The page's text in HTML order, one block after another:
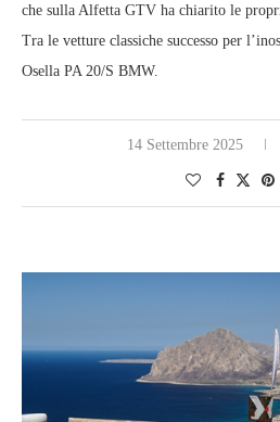
che sulla Alfetta GTV ha chiarito le
Tra le vetture classiche successo per
Osella PA 20/S BMW.
14 Settembre 2025